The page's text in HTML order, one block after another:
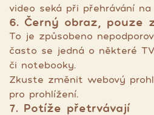
video seká při přehrávání na
6. Černý obraz, pouze
To je způsobeno
často se jedná o některé
či notebooky.
Zkuste změnit webový
pro prohlížení.
7. Potíže přetrvávají